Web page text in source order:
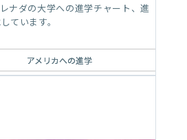
ナダの大学への進学チャート、進
ています。
アメリカへの進学